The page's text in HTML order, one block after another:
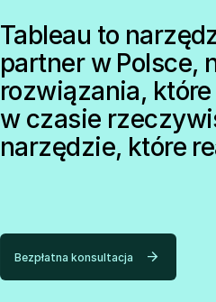
Tableau to
partner w Polsce,
rozwiązania,
w czasie
narzędzie, które
Bezpłatna konsultacja